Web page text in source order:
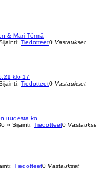
& Mari Törmä
Tiedotteet0 Vastaukset
klo 17
Tiedotteet0 Vastaukset
uudesta ko
» Sijainti: Tiedotteet0
Tiedotteet0 Vastaukset